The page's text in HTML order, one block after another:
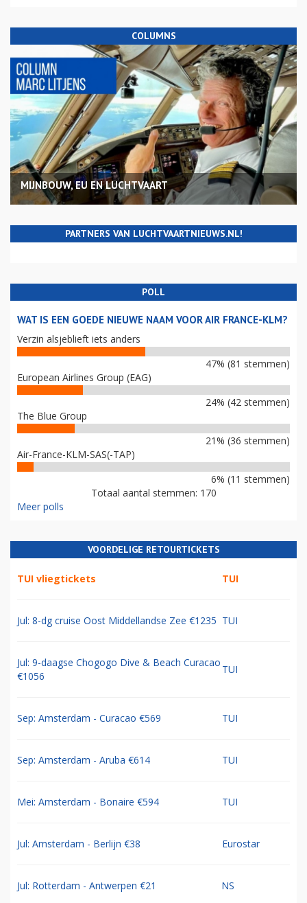
COLUMNS
MIJNBOUW, EU EN LUCHTVAART
PARTNERS VAN LUCHTVAARTNIEUWS.NL!
POLL
WAT IS EEN GOEDE NIEUWE NAAM VOOR AIR FRANCE-KLM?
Verzin alsjeblieft iets anders
47% (81 stemmen)
European Airlines Group (EAG)
24% (42 stemmen)
The Blue Group
21% (36 stemmen)
Air-France-KLM-SAS(-TAP)
6% (11 stemmen)
Totaal aantal stemmen: 170
Meer polls
VOORDELIGE RETOURTICKETS
TUI vliegtickets TUI
Jul: 8-dg cruise Oost Middellandse Zee €1235 TUI
Jul: 9-daagse Chogogo Dive & Beach Curacao
€1056
TUI
Sep: Amsterdam - Curacao €569 TUI
Sep: Amsterdam - Aruba €614 TUI
Mei: Amsterdam - Bonaire €594 TUI
Jul: Amsterdam - Berlijn €38 Eurostar
Jul: Rotterdam - Antwerpen €21 NS